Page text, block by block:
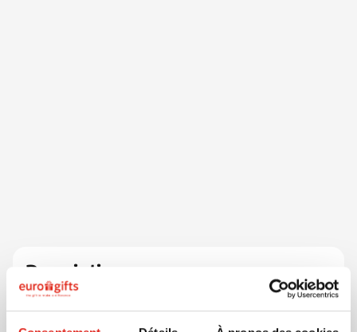
Description
Un éventail à main compact et pliable, idéal pour
rester au frais pendant les journées chaudes. Il se
glisse facilement dans votre sac ou votre poche, ce qui